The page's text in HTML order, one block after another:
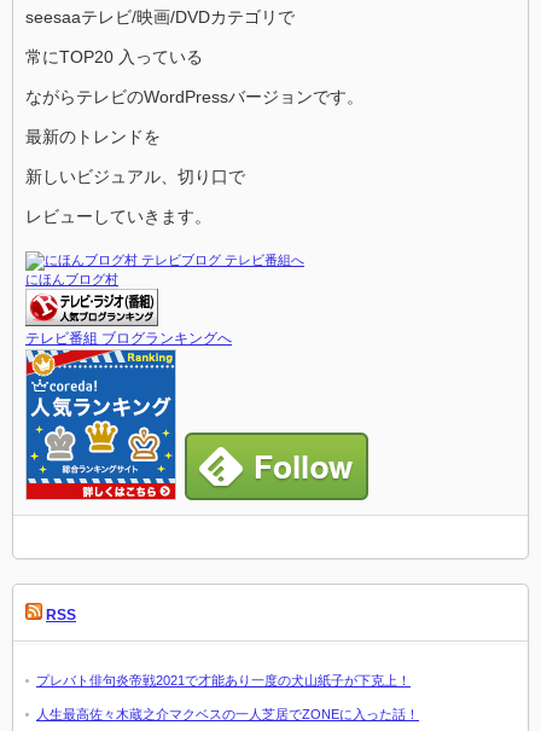
seesaaテレビ/映画/DVDカテゴリで
常にTOP20 入っている
ながらテレビのWordPressバージョンです。
最新のトレンドを
新しいビジュアル、切り口で
レビューしていきます。
にほんブログ村
テレビ番組 ブログランキングへ
RSS
プレバト俳句炎帝戦2021で才能あり一度の犬山紙子が下克上！
人生最高佐々木蔵之介マクベスの一人芝居でZONEに入った話！